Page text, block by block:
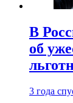
В
об
3 года